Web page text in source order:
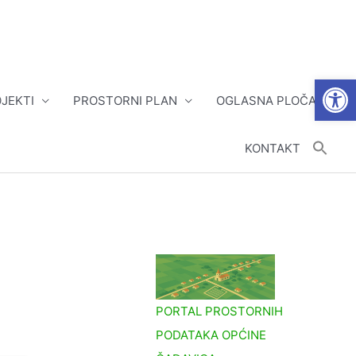
PROSTORNI PLAN OGLASNA PLOČA
KONTAKT
PORTAL PROSTORNIH
PODATAKA OPĆINE